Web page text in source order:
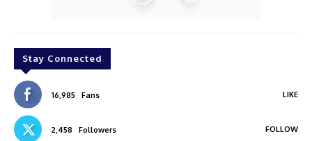
Stay Connected
16,985 Fans LIKE
2,458 Followers FOLLOW